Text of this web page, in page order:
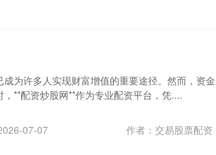
为许多人实现财富增值的重要途径。然而，资金
**配资炒股网**作为专业配资平台，凭....
07-07
作者：交易股票配资